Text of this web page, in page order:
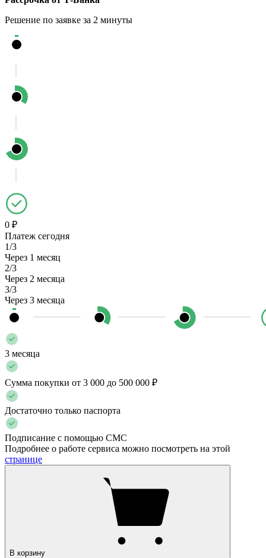
Решение по заявке за 2 минуты
0 ₽
Платеж сегодня
1/3
Через 1 месяц
2/3
Через 2 месяца
3/3
Через 3 месяца
3 месяца
Сумма покупки от 3 000 до 500 000 ₽
Достаточно только паспорта
Подписание с помощью СМС
Подробнее о работе сервиса можно посмотреть на этой
странице
В корзину